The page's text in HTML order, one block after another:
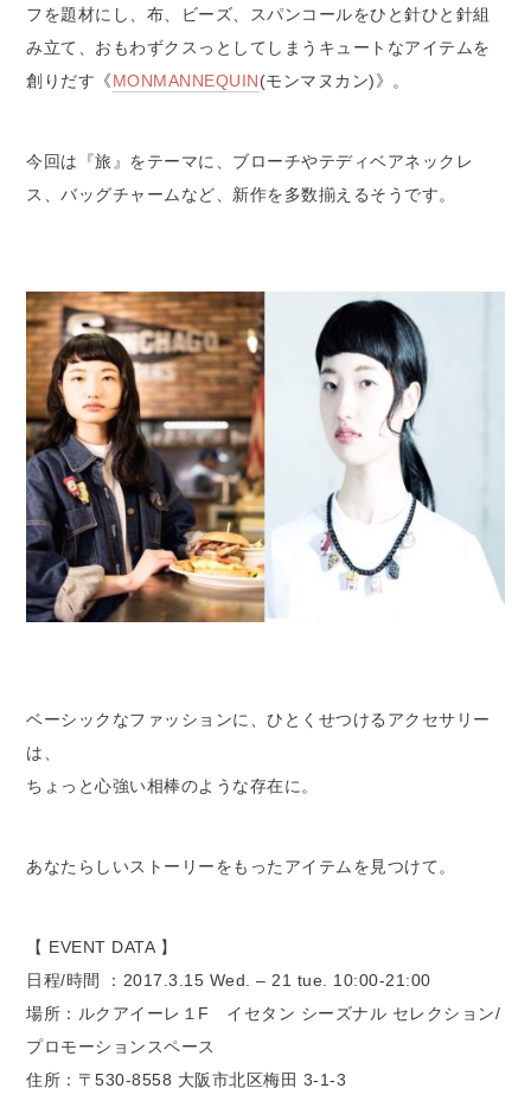
フを題材にし、布、ビーズ、スパンコールをひと針ひと針組
み立て、おもわずクスっとしてしまうキュートなアイテムを
創りだす《MONMANNEQUIN(モンマヌカン)》。
今回は『旅』をテーマに、ブローチやテディベアネックレ
ス、バッグチャームなど、新作を多数揃えるそうです。
ベーシックなファッションに、ひとくせつけるアクセサリー
は、
ちょっと心強い相棒のような存在に。
あなたらしいストーリーをもったアイテムを見つけて。
【 EVENT DATA 】
日程/時間 ：2017.3.15 Wed. – 21 tue. 10:00-21:00
場所：ルクアイーレ１F イセタン シーズナル セレクション/
プロモーションスペース
住所：〒530-8558 大阪市北区梅田 3-1-3